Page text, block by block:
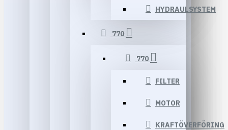
HYDRAULSYSTEM
770
770
FILTER
MOTOR
KRAFTÖVERFÖRING